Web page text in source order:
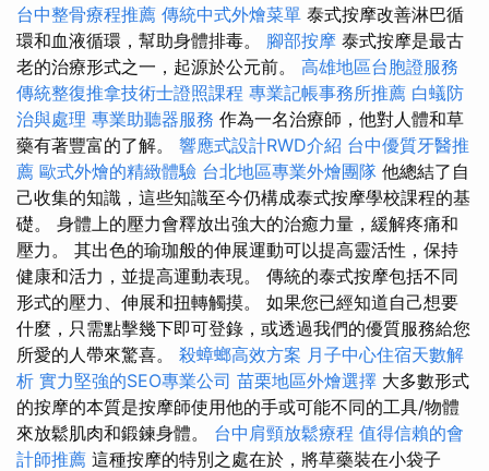
台中整骨療程推薦 傳統中式外燴菜單 泰式按摩改善淋巴循
環和血液循環，幫助身體排毒。 腳部按摩 泰式按摩是最古
老的治療形式之一，起源於公元前。 高雄地區台胞證服務
傳統整復推拿技術士證照課程 專業記帳事務所推薦 白蟻防
治與處理 專業助聽器服務 作為一名治療師，他對人體和草
藥有著豐富的了解。 響應式設計RWD介紹 台中優質牙醫推
薦 歐式外燴的精緻體驗 台北地區專業外燴團隊 他總結了自
己收集的知識，這些知識至今仍構成泰式按摩學校課程的基
礎。 身體上的壓力會釋放出強大的治癒力量，緩解疼痛和
壓力。 其出色的瑜珈般的伸展運動可以提高靈活性，保持
健康和活力，並提高運動表現。 傳統的泰式按摩包括不同
形式的壓力、伸展和扭轉觸摸。 如果您已經知道自己想要
什麼，只需點擊幾下即可登錄，或透過我們的優質服務給您
所愛的人帶來驚喜。 殺蟑螂高效方案 月子中心住宿天數解
析 實力堅強的SEO專業公司 苗栗地區外燴選擇 大多數形式
的按摩的本質是按摩師使用他的手或可能不同的工具/物體
來放鬆肌肉和鍛鍊身體。 台中肩頸放鬆療程 值得信賴的會
計師推薦 這種按摩的特別之處在於，將草藥裝在小袋子